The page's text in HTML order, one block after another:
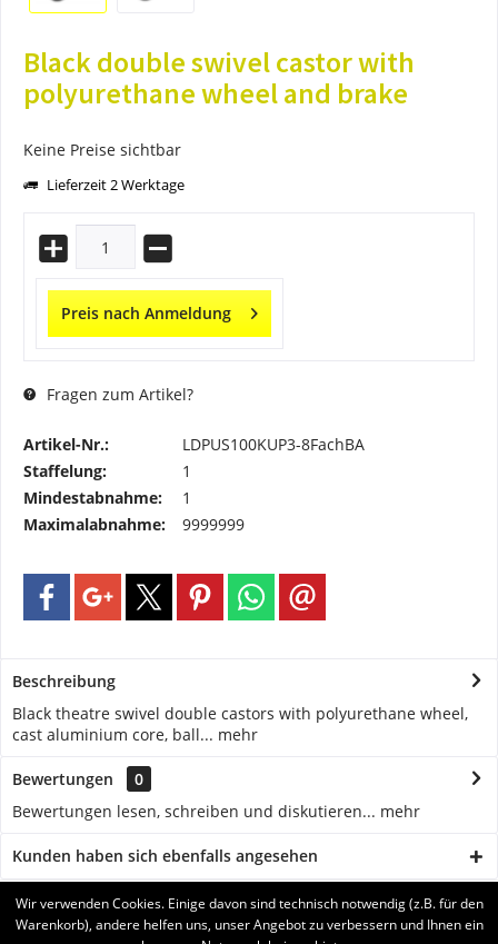
Black double swivel castor with
polyurethane wheel and brake
Keine Preise sichtbar
Lieferzeit 2 Werktage
Preis nach Anmeldung
Fragen zum Artikel?
Artikel-Nr.:
LDPUS100KUP3-8FachBA
Staffelung:
1
Mindestabnahme:
1
Maximalabnahme:
9999999
Beschreibung
Black theatre swivel double castors with polyurethane wheel,
cast aluminium core, ball... mehr
Bewertungen
0
Bewertungen lesen, schreiben und diskutieren... mehr
Kunden haben sich ebenfalls angesehen
BRUKERSTØTTE
Wir verwenden Cookies. Einige davon sind technisch notwendig (z.B. für den
Warenkorb), andere helfen uns, unser Angebot zu verbessern und Ihnen ein